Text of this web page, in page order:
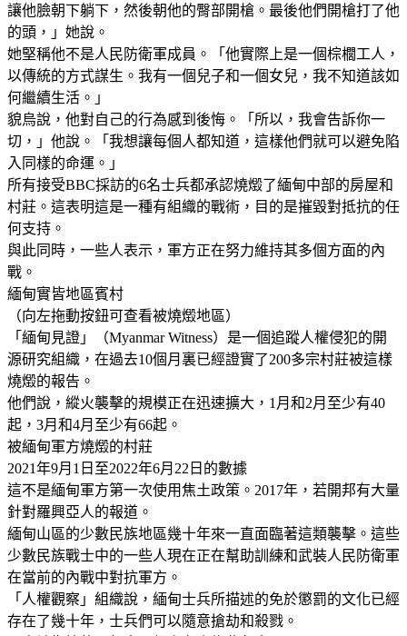
讓他臉朝下躺下，然後朝他的臀部開槍。最後他們開槍打了他
的頭，」她說。
她堅稱他不是人民防衛軍成員。「他實際上是一個棕櫚工人，
以傳統的方式謀生。我有一個兒子和一個女兒，我不知道該如
何繼續生活。」
貌烏說，他對自己的行為感到後悔。「所以，我會告訴你一
切，」他說。「我想讓每個人都知道，這樣他們就可以避免陷
入同樣的命運。」
所有接受BBC採訪的6名士兵都承認燒燬了緬甸中部的房屋和
村莊。這表明這是一種有組織的戰術，目的是摧毀對抵抗的任
何支持。
與此同時，一些人表示，軍方正在努力維持其多個方面的內
戰。
緬甸實皆地區賓村
（向左拖動按鈕可查看被燒燬地區）
「緬甸見證」（Myanmar Witness）是一個追蹤人權侵犯的開
源研究組織，在過去10個月裏已經證實了200多宗村莊被這樣
燒燬的報告。
他們說，縱火襲擊的規模正在迅速擴大，1月和2月至少有40
起，3月和4月至少有66起。
被緬甸軍方燒燬的村莊
2021年9月1日至2022年6月22日的數據
這不是緬甸軍方第一次使用焦土政策。2017年，若開邦有大量
針對羅興亞人的報道。
緬甸山區的少數民族地區幾十年來一直面臨著這類襲擊。這些
少數民族戰士中的一些人現在正在幫助訓練和武裝人民防衛軍
在當前的內戰中對抗軍方。
「人權觀察」組織說，緬甸士兵所描述的免於懲罰的文化已經
存在了幾十年，士兵們可以隨意搶劫和殺戮。